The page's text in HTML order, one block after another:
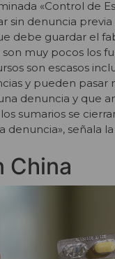
«Control de
sin denuncia previa
debe guardar el
muy pocos los
son escasos
y pueden pasar
denuncia y que
sumarios se
denuncia», señala
China